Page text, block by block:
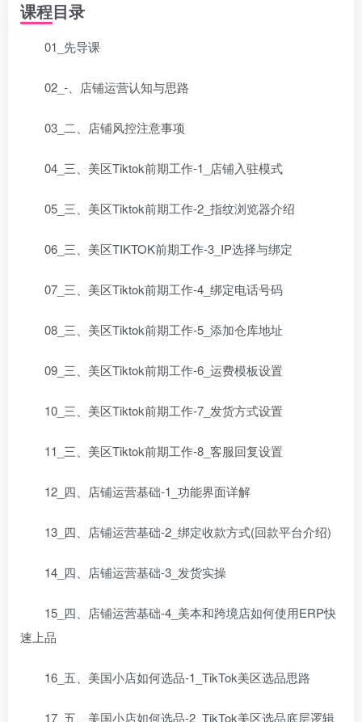
课程目录
01_先导课
02_-、店铺运营认知与思路
03_二、店铺风控注意事项
04_三、美区Tiktok前期工作-1_店铺入驻模式
05_三、美区Tiktok前期工作-2_指纹浏览器介绍
06_三、美区TIKTOK前期工作-3_IP选择与绑定
07_三、美区Tiktok前期工作-4_绑定电话号码
08_三、美区Tiktok前期工作-5_添加仓库地址
09_三、美区Tiktok前期工作-6_运费模板设置
10_三、美区Tiktok前期工作-7_发货方式设置
11_三、美区Tiktok前期工作-8_客服回复设置
12_四、店铺运营基础-1_功能界面详解
13_四、店铺运营基础-2_绑定收款方式(回款平台介绍)
14_四、店铺运营基础-3_发货实操
15_四、店铺运营基础-4_美本和跨境店如何使用ERP快
速上品
16_五、美国小店如何选品-1_TikTok美区选品思路
17_五、美国小店如何选品-2_TikTok美区选品底层逻辑